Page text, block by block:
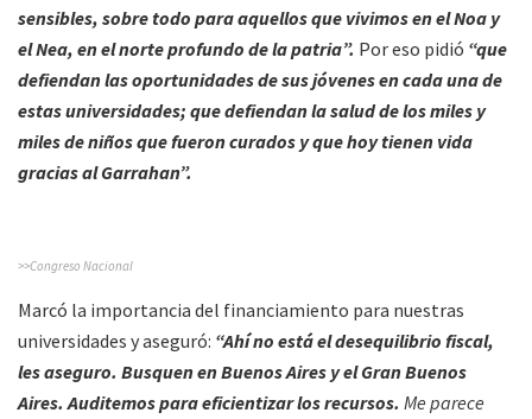
sensibles, sobre todo para aquellos que vivimos en el Noa y
el Nea, en el norte profundo de la patria”. Por eso pidió “que
defiendan las oportunidades de sus jóvenes en cada una de
estas universidades; que defiendan la salud de los miles y
miles de niños que fueron curados y que hoy tienen vida
gracias al Garrahan”.
>>Congreso Nacional
Marcó la importancia del financiamiento para nuestras
universidades y aseguró: “Ahí no está el desequilibrio fiscal,
les aseguro. Busquen en Buenos Aires y el Gran Buenos
Aires. Auditemos para eficientizar los recursos. Me parece